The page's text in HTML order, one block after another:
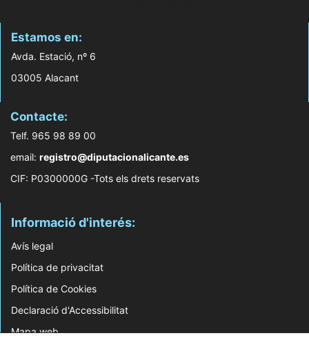
Estamos en:
Avda. Estació, nº 6
03005 Alacant
Contacte:
Telf. 965 98 89 00
email: registro@diputacionalicante.es
CIF: P0300000G -Tots els drets reservats
Informació d'interés:
Avís legal
Política de privacitat
Política de Cookies
Declaració d'Accessibilitat
Mapa web